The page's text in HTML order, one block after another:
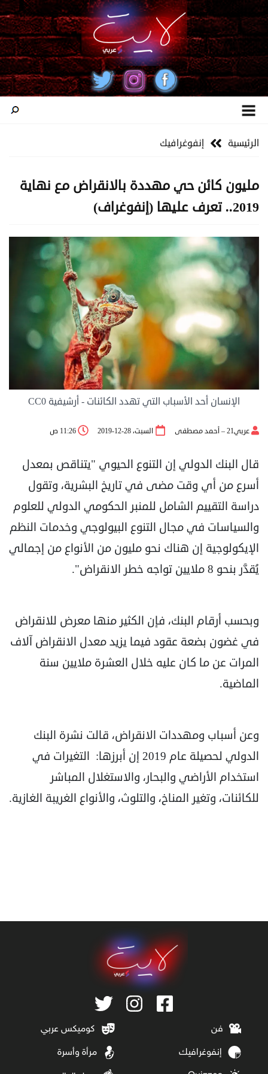
الرئيسية إنفوغرافيك
مليون كائن حي مهددة بالانقراض مع نهاية
2019.. تعرف عليها (إنفوغراف)
الإنسان أحد الأسباب التي تهدد الكائنات - أرشيفية CC0
عربي21 – أحمد مصطفى السبت، 28-12-2019 11:26 ص
قال البنك الدولي إن التنوع الحيوي "يتناقص بمعدل
أسرع من أي وقت مضى في تاريخ البشرية، وتقول
دراسة التقييم الشامل للمنبر الحكومي الدولي للعلوم
والسياسات في مجال التنوع البيولوجي وخدمات النظم
الإيكولوجية إن هناك نحو مليون من الأنواع من إجمالي
يُقدَّر بنحو 8 ملايين تواجه خطر الانقراض".
وبحسب أرقام البنك، فإن الكثير منها معرض للانقراض
في غضون بضعة عقود فيما يزيد معدل الانقراض آلاف
المرات عن ما كان عليه خلال العشرة ملايين سنة
الماضية.
وعن أسباب ومهددات الانقراض، قالت نشرة البنك
الدولي لحصيلة عام 2019 إن أبرزها: التغيرات في
استخدام الأراضي والبحار، والاستغلال المباشر
للكائنات، وتغير المناخ، والتلوث، والأنواع الغريبة الغازية.
فن كوميكس عربي
إنفوغرافيك مرأة وأسرة